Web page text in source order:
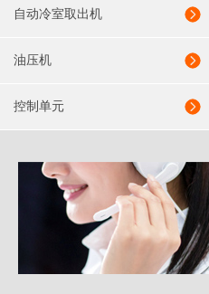
自动冷室取出机
油压机
控制单元